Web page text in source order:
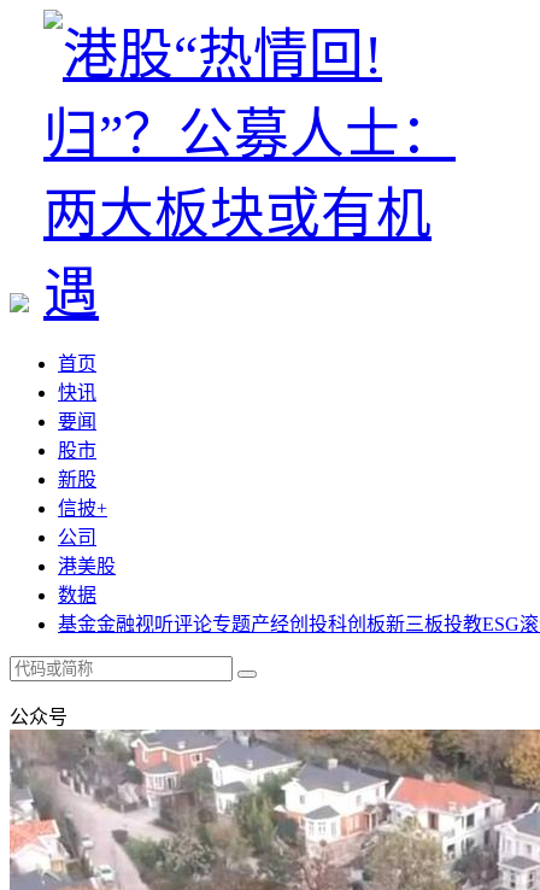
首页
快讯
要闻
股市
新股
信披+
公司
港美股
数据
基金金融视听评论专题产经创投科创板新三板投教ESG
公众号